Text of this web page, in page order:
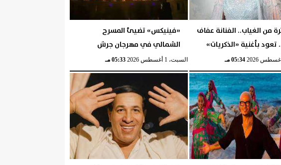
من الغياب.. الفنانة عفاف
بأغنية «الذكريات»
05:34 مـ
«فينيكس» تضيئ المسرح
الشمالي في مهرجان جرش
السبت، 1 أغسطس 2026 05:33 مـ